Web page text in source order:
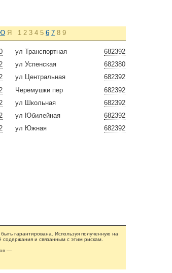
Ю Я 1 2 3 4 5 6 7 8 9
682392
ул Транспортная
682380
ул Успенская
682392
ул Центральная
682392
Черемушки пер
682392
ул Школьная
682392
ул Юбилейная
682392
ул Южная
гарантирована. Используя полученную на
и связанным с этим рискам.
—